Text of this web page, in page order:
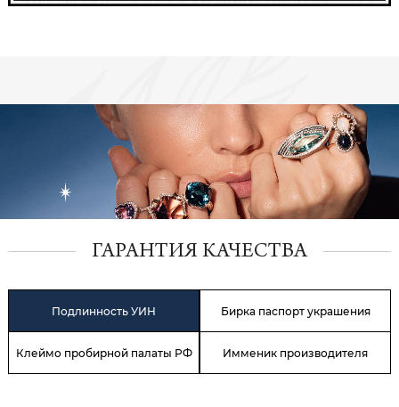
ГАРАНТИЯ КАЧЕСТВА
Подлинность УИН Бирка паспорт украшения
Клеймо пробирной палаты РФ Имменик производителя